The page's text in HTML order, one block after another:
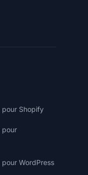
pour Shopify
pour
WordPress